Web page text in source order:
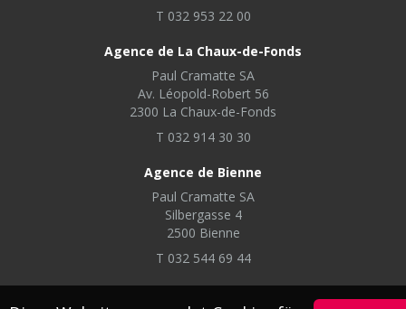
T 032 953 22 00
Agence de La Chaux-de-Fonds
Paul Cramatte SA
Av. Léopold-Robert 56
2300 La Chaux-de-Fonds
T 032 914 30 30
Agence de Bienne
Paul Cramatte SA
Silbergasse 4
2500 Bienne
T 032 544 69 44